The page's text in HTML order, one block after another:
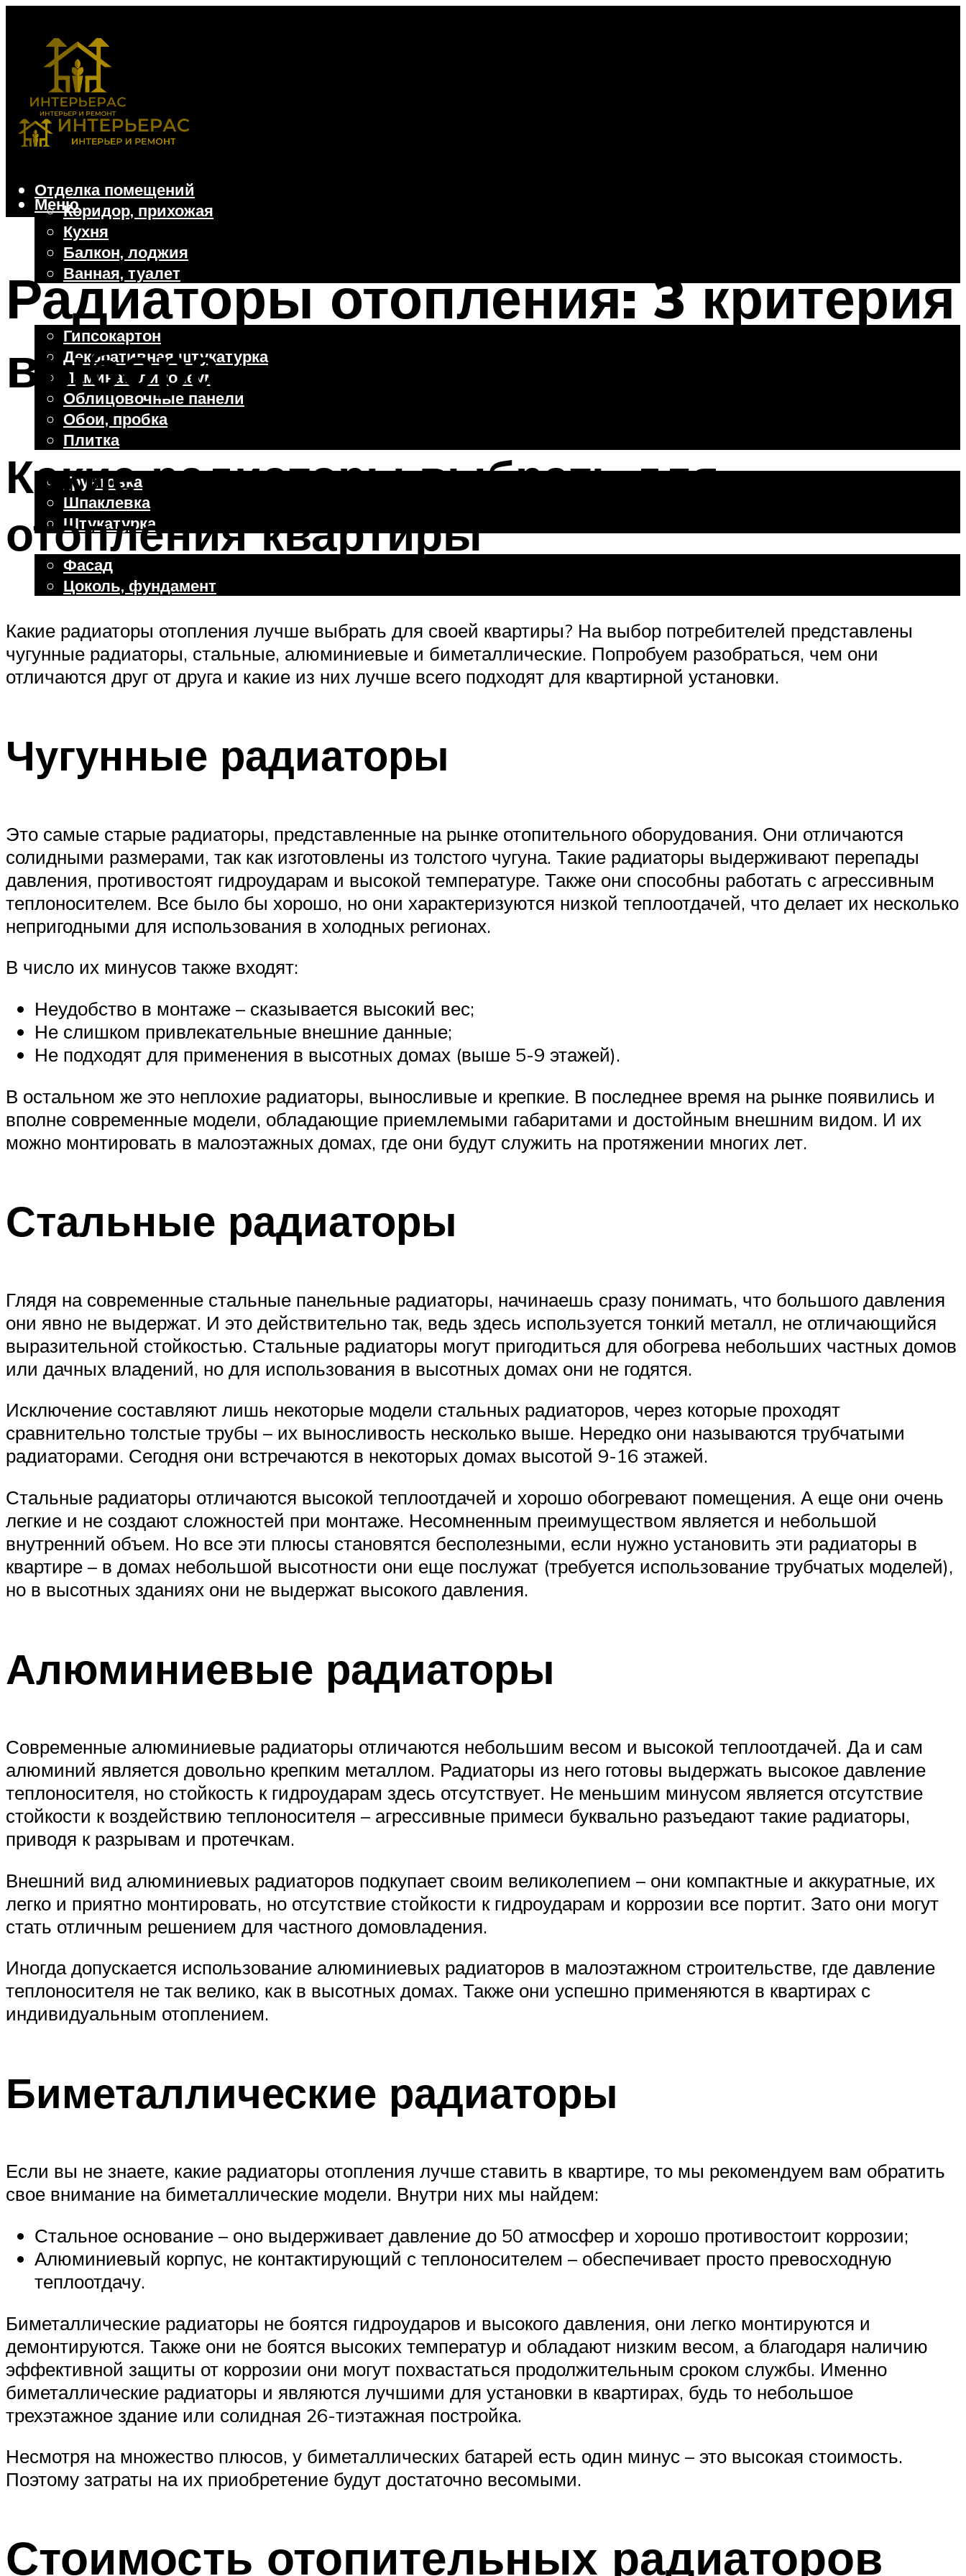
Отделка помещений
Коридор, прихожая
Кухня
Балкон, лоджия
Ванная, туалет
Дачные и частные дома
Отделочные материалы
Гипсокартон
Декоративная штукатурка
Ламинат, линолеум
Облицовочные панели
Обои, пробка
Плитка
Грунтовка
Шпаклевка
Штукатурка
Внешняя отделка
Фасад
Цоколь, фундамент
Меню
Меню
Радиаторы отопления: 3 критерия
выбора
Какие радиаторы выбрать для
отопления квартиры
Какие радиаторы отопления лучше выбрать для своей квартиры? На выбор потребителей представлены
чугунные радиаторы, стальные, алюминиевые и биметаллические. Попробуем разобраться, чем они
отличаются друг от друга и какие из них лучше всего подходят для квартирной установки.
Чугунные радиаторы
Это самые старые радиаторы, представленные на рынке отопительного оборудования. Они отличаются
солидными размерами, так как изготовлены из толстого чугуна. Такие радиаторы выдерживают перепады
давления, противостоят гидроударам и высокой температуре. Также они способны работать с агрессивным
теплоносителем. Все было бы хорошо, но они характеризуются низкой теплоотдачей, что делает их несколько
непригодными для использования в холодных регионах.
В число их минусов также входят:
Неудобство в монтаже – сказывается высокий вес;
Не слишком привлекательные внешние данные;
Не подходят для применения в высотных домах (выше 5-9 этажей).
В остальном же это неплохие радиаторы, выносливые и крепкие. В последнее время на рынке появились и
вполне современные модели, обладающие приемлемыми габаритами и достойным внешним видом. И их
можно монтировать в малоэтажных домах, где они будут служить на протяжении многих лет.
Стальные радиаторы
Глядя на современные стальные панельные радиаторы, начинаешь сразу понимать, что большого давления
они явно не выдержат. И это действительно так, ведь здесь используется тонкий металл, не отличающийся
выразительной стойкостью. Стальные радиаторы могут пригодиться для обогрева небольших частных домов
или дачных владений, но для использования в высотных домах они не годятся.
Исключение составляют лишь некоторые модели стальных радиаторов, через которые проходят
сравнительно толстые трубы – их выносливость несколько выше. Нередко они называются трубчатыми
радиаторами. Сегодня они встречаются в некоторых домах высотой 9-16 этажей.
Стальные радиаторы отличаются высокой теплоотдачей и хорошо обогревают помещения. А еще они очень
легкие и не создают сложностей при монтаже. Несомненным преимуществом является и небольшой
внутренний объем. Но все эти плюсы становятся бесполезными, если нужно установить эти радиаторы в
квартире – в домах небольшой высотности они еще послужат (требуется использование трубчатых моделей),
но в высотных зданиях они не выдержат высокого давления.
Алюминиевые радиаторы
Современные алюминиевые радиаторы отличаются небольшим весом и высокой теплоотдачей. Да и сам
алюминий является довольно крепким металлом. Радиаторы из него готовы выдержать высокое давление
теплоносителя, но стойкость к гидроударам здесь отсутствует. Не меньшим минусом является отсутствие
стойкости к воздействию теплоносителя – агрессивные примеси буквально разъедают такие радиаторы,
приводя к разрывам и протечкам.
Внешний вид алюминиевых радиаторов подкупает своим великолепием – они компактные и аккуратные, их
легко и приятно монтировать, но отсутствие стойкости к гидроударам и коррозии все портит. Зато они могут
стать отличным решением для частного домовладения.
Иногда допускается использование алюминиевых радиаторов в малоэтажном строительстве, где давление
теплоносителя не так велико, как в высотных домах. Также они успешно применяются в квартирах с
индивидуальным отоплением.
Биметаллические радиаторы
Если вы не знаете, какие радиаторы отопления лучше ставить в квартире, то мы рекомендуем вам обратить
свое внимание на биметаллические модели. Внутри них мы найдем:
Стальное основание – оно выдерживает давление до 50 атмосфер и хорошо противостоит коррозии;
Алюминиевый корпус, не контактирующий с теплоносителем – обеспечивает просто превосходную
теплоотдачу.
Биметаллические радиаторы не боятся гидроударов и высокого давления, они легко монтируются и
демонтируются. Также они не боятся высоких температур и обладают низким весом, а благодаря наличию
эффективной защиты от коррозии они могут похвастаться продолжительным сроком службы. Именно
биметаллические радиаторы и являются лучшими для установки в квартирах, будь то небольшое
трехэтажное здание или солидная 26-тиэтажная постройка.
Несмотря на множество плюсов, у биметаллических батарей есть один минус – это высокая стоимость.
Поэтому затраты на их приобретение будут достаточно весомыми.
Стоимость отопительных радиаторов